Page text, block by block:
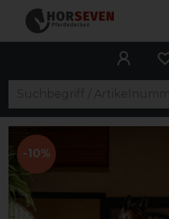
-10%